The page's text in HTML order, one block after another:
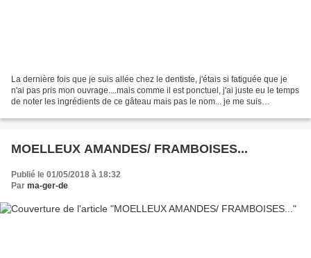
La dernière fois que je suis allée chez le dentiste, j'étais si fatiguée que je
n'ai pas pris mon ouvrage....mais comme il est ponctuel, j'ai juste eu le temps
de noter les ingrédients de ce gâteau mais pas le nom... je me suis
MOELLEUX AMANDES/ FRAMBOISES...
Publié le 01/05/2018 à 18:32
Par ma-ger-de